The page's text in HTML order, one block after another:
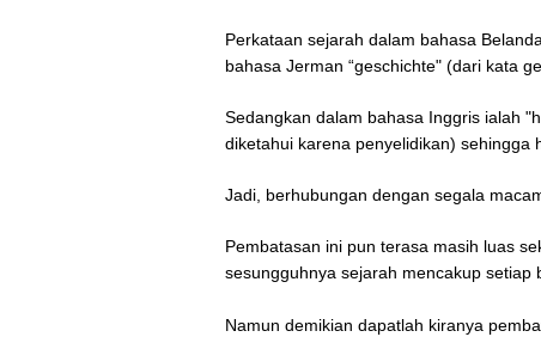
Perkataan sejarah dalam bahasa
bahasa Jerman “geschichte" (dari kata
Sedangkan dalam bahasa Inggris ialah
diketahui karena penyelidikan) sehingga
Jadi, berhubungan dengan segala
Pembatasan ini pun terasa masih luas
sesungguhnya sejarah mencakup setiap
Namun demikian dapatlah kiranya